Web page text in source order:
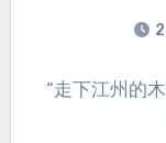
“走下江州的